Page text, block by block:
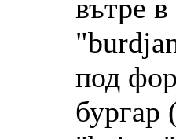
вътре
под
бургар